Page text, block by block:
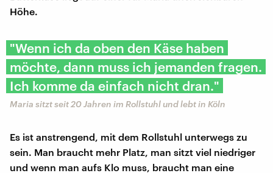
Höhe.
"Wenn ich da oben den Käse haben
möchte, dann muss ich jemanden fragen.
Ich komme da einfach nicht dran."
Maria sitzt seit 20 Jahren im Rollstuhl und lebt in Köln
Es ist anstrengend, mit dem Rollstuhl unterwegs zu
sein. Man braucht mehr Platz, man sitzt viel niedriger
und wenn man aufs Klo muss, braucht man eine